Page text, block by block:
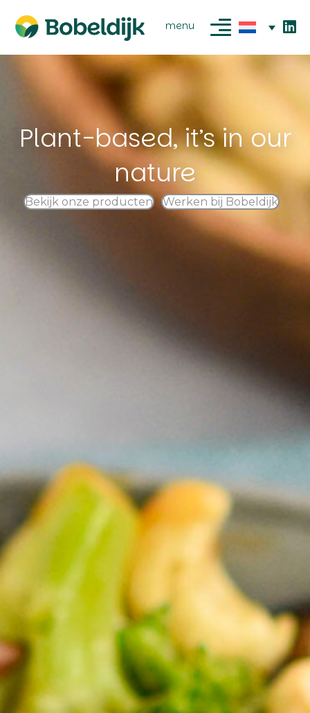
menu
Plant-based, it’s in our
nature
Bekijk onze producten Werken bij Bobeldijk